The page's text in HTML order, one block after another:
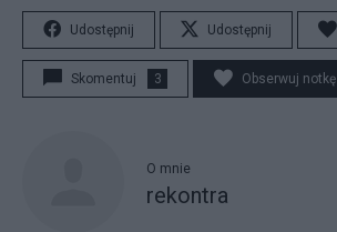
Udostępnij Udostępnij
Skomentuj 3 Obserwuj notkę
O mnie
rekontra